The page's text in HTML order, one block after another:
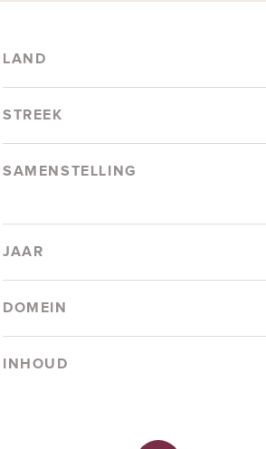
LAND
STREEK
SAMENSTELLING
JAAR
DOMEIN
INHOUD